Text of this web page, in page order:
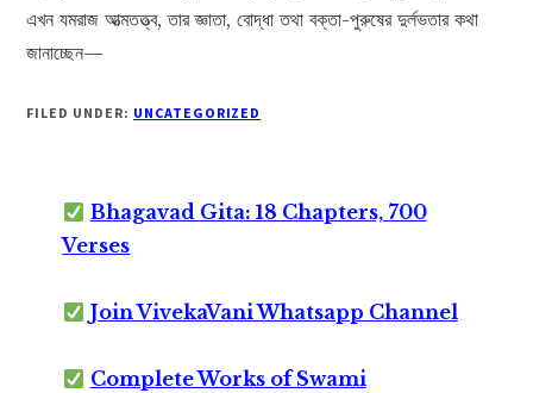
এখন যমরাজ আত্মতত্ত্ব, তার জ্ঞাতা, বোদ্ধা তথা বক্তা-পুরুষের দুর্লভতার কথা
জানাচ্ছেন—
FILED UNDER: UNCATEGORIZED
Bhagavad Gita: 18 Chapters, 700
Verses
Join VivekaVani Whatsapp Channel
Complete Works of Swami